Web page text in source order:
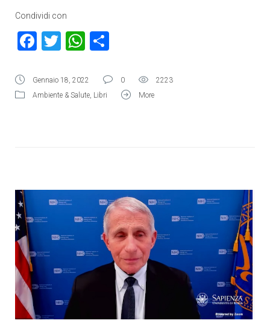
Condividi con
Facebook
TwitterWhatsApp
Gennaio 18, 2022 0
2223
Ambiente & Salute, Libri More